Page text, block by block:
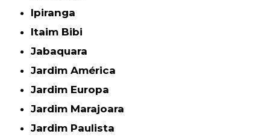
Ipiranga
Itaim Bibi
Jabaquara
Jardim América
Jardim Europa
Jardim Marajoara
Jardim Paulista